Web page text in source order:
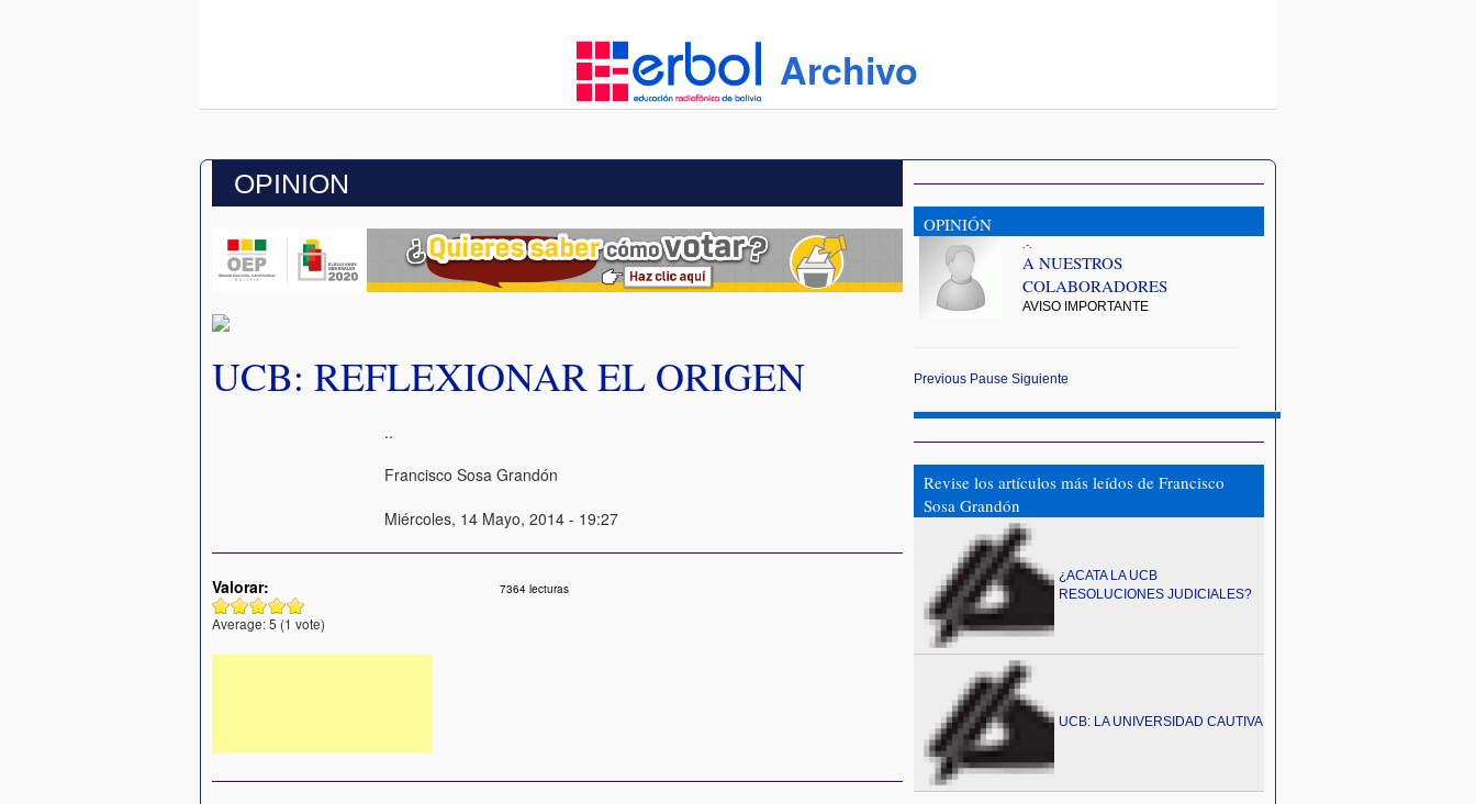
Archivo
OPINION
UCB: REFLEXIONAR EL ORIGEN
..
Francisco Sosa Grandón
Miércoles, 14 Mayo, 2014 - 19:27
Valorar:
Average:5 (1 vote)
7364 lecturas
OPINIÓN
.-.
A NUESTROS
COLABORADORES
AVISO IMPORTANTE
Previous Pause Siguiente
Revise los artículos más leídos de Francisco
Sosa Grandón
¿ACATA LA UCB
RESOLUCIONES JUDICIALES?
UCB: LA UNIVERSIDAD CAUTIVA